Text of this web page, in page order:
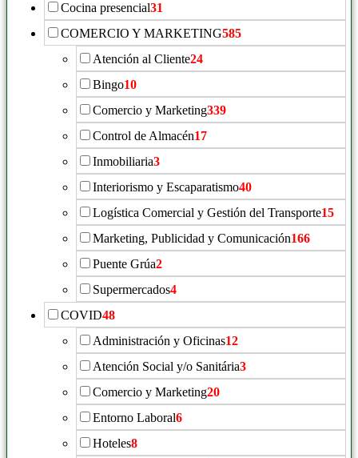
Cocina presencial31
COMERCIO Y MARKETING585
Atención al Cliente24
Bingo10
Comercio y Marketing339
Control de Almacén17
Inmobiliaria3
Interiorismo y Escaparatismo40
Logística Comercial y Gestión del Transporte15
Marketing, Publicidad y Comunicación166
Puente Grúa2
Supermercados4
COVID48
Administración y Oficinas12
Atención Social y/o Sanitária3
Comercio y Marketing20
Entorno Laboral6
Hoteles8